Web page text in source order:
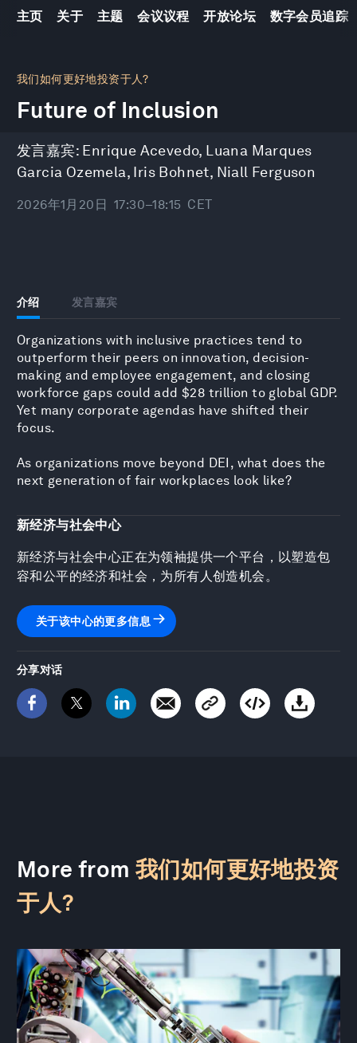
主页 关于 主题 会议议程 开放论坛 数字会员追踪
我们如何更好地投资于人?
Future of Inclusion
发言嘉宾: Enrique Acevedo, Luana Marques
Garcia Ozemela, Iris Bohnet, Niall Ferguson
2026年1月20日 17:30–18:15 CET
介绍 发言嘉宾
Organizations with inclusive practices tend to
outperform their peers on innovation, decision-
making and employee engagement, and closing
workforce gaps could add $28 trillion to global GDP.
Yet many corporate agendas have shifted their
focus.
As organizations move beyond DEI, what does the
next generation of fair workplaces look like?
新经济与社会中心
新经济与社会中心正在为领袖提供一个平台，以塑造包
容和公平的经济和社会，为所有人创造机会。
关于该中心的更多信息
分享对话
More from 我们如何更好地投资
于人?
seconds
46
minutes,
seconds